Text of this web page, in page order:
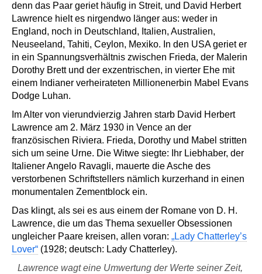
denn das Paar geriet häufig in Streit, und David Herbert
Lawrence hielt es nirgendwo länger aus: weder in
England, noch in Deutschland, Italien, Australien,
Neuseeland, Tahiti, Ceylon, Mexiko. In den USA geriet er
in ein Spannungsverhältnis zwischen Frieda, der Malerin
Dorothy Brett und der exzentrischen, in vierter Ehe mit
einem Indianer verheirateten Millionenerbin Mabel Evans
Dodge Luhan.
Im Alter von vierundvierzig Jahren starb David Herbert
Lawrence am 2. März 1930 in Vence an der
französischen Riviera. Frieda, Dorothy und Mabel stritten
sich um seine Urne. Die Witwe siegte: Ihr Liebhaber, der
Italiener Angelo Ravagli, mauerte die Asche des
verstorbenen Schriftstellers nämlich kurzerhand in einen
monumentalen Zementblock ein.
Das klingt, als sei es aus einem der Romane von D. H.
Lawrence, die um das Thema sexueller Obsessionen
ungleicher Paare kreisen, allen voran: „Lady Chatterley’s
Lover“ (1928; deutsch: Lady Chatterley).
Lawrence wagt eine Umwertung der Werte seiner Zeit,